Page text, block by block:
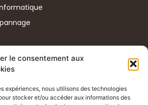
le consentement aux
expériences, nous utilisons des technologies
stocker et/ou accéder aux informations des
du 11 Novembre 1943